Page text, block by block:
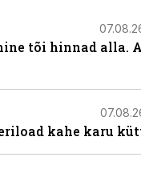
tõi hinnad alla.
kahe karu